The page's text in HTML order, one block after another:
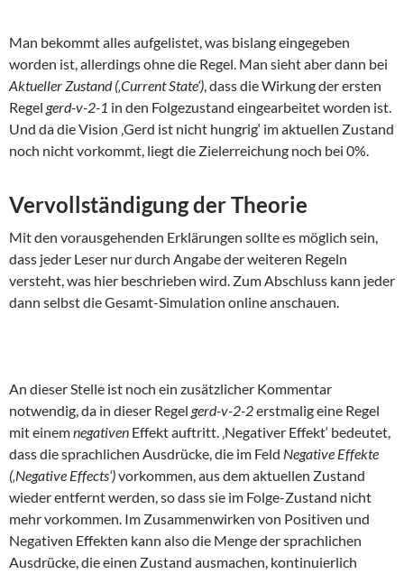
Man bekommt alles aufgelistet, was bislang eingegeben
worden ist, allerdings ohne die Regel. Man sieht aber dann bei
Aktueller Zustand (‚Current State‘), dass die Wirkung der ersten
Regel gerd-v-2-1 in den Folgezustand eingearbeitet worden ist.
Und da die Vision ‚Gerd ist nicht hungrig‘ im aktuellen Zustand
noch nicht vorkommt, liegt die Zielerreichung noch bei 0%.
Vervollständigung der Theorie
Mit den vorausgehenden Erklärungen sollte es möglich sein,
dass jeder Leser nur durch Angabe der weiteren Regeln
versteht, was hier beschrieben wird. Zum Abschluss kann jeder
dann selbst die Gesamt-Simulation online anschauen.
An dieser Stelle ist noch ein zusätzlicher Kommentar
notwendig, da in dieser Regel gerd-v-2-2erstmalig eine Regel
mit einemnegativen Effekt auftritt. ‚Negativer Effekt‘ bedeutet,
dass die sprachlichen Ausdrücke, die im Feld Negative Effekte
(‚Negative Effects‘)vorkommen, aus dem aktuellen Zustand
wieder entfernt werden, so dass sie im Folge-Zustand nicht
mehr vorkommen. Im Zusammenwirken von Positiven und
Negativen Effekten kann also die Menge der sprachlichen
Ausdrücke, die einen Zustand ausmachen, kontinuierlich